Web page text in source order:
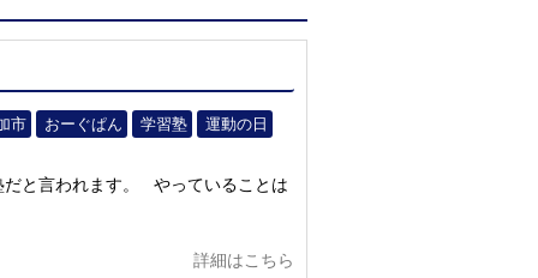
市 おーぐぱん 学習塾 運動の日
だと言われます。 やっていることは
詳細はこちら